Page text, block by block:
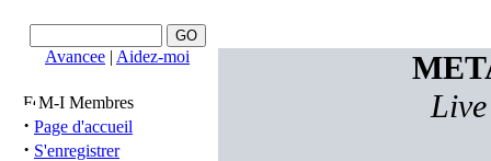
Avancee | Aidez-moi
M-I Membres
· Page d'accueil
· S'enregistrer